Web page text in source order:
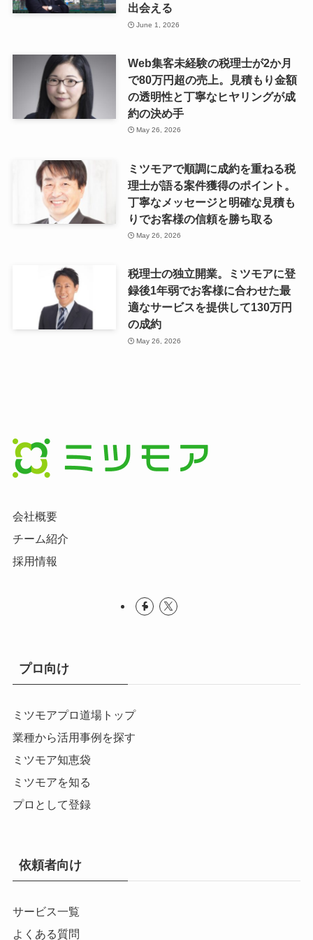
出会える
June 1, 2026
Web集客未経験の税理士が2か月
で80万円超の売上。見積もり金額
の透明性と丁寧なヒヤリングが成
約の決め手
May 26, 2026
ミツモアで順調に成約を重ねる税
理士が語る案件獲得のポイント。
丁寧なメッセージと明確な見積も
りでお客様の信頼を勝ち取る
May 26, 2026
税理士の独立開業。ミツモアに登
録後1年弱でお客様に合わせた最
適なサービスを提供して130万円
の成約
May 26, 2026
会社概要
チーム紹介
採用情報
プロ向け
ミツモアプロ道場トップ
業種から活用事例を探す
ミツモア知恵袋
ミツモアを知る
プロとして登録
依頼者向け
サービス一覧
よくある質問